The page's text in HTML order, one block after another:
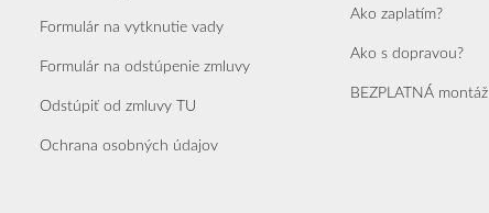
Formulár na vytknutie vady
Formulár na odstúpenie zmluvy
Odstúpiť od zmluvy TU
Ochrana osobných údajov
Ako zaplatím?
Ako s dopravou?
BEZPLATNÁ montáž